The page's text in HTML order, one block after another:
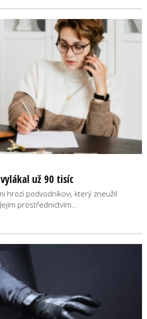
už 90 tisíc
hrozí podvodníkovi, který zneužil
prostřednictvím…